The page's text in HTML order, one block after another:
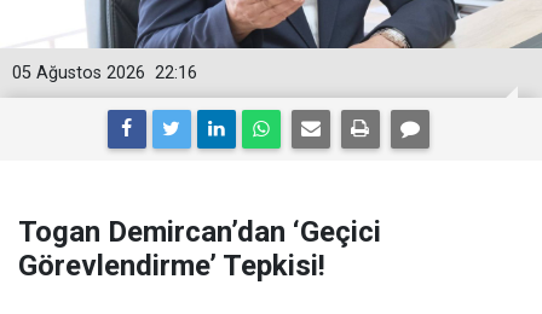
22:16
05 Ağustos 2026
Togan Demircan’dan ‘Geçici
Görevlendirme’ Tepkisi!